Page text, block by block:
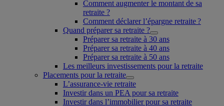
Comment augmenter le montant de sa
retraite ?
Comment déclarer l’épargne retraite ?
Quand préparer sa retraite ?
Préparer sa retraite à 30 ans
Préparer sa retraite à 40 ans
Préparer sa retraite à 50 ans
Les meilleurs investissements pour la retraite
Placements pour la retraite
L’assurance-vie retraite
Investir dans un PEA pour sa retraite
Investir dans l’immobilier pour sa retraite